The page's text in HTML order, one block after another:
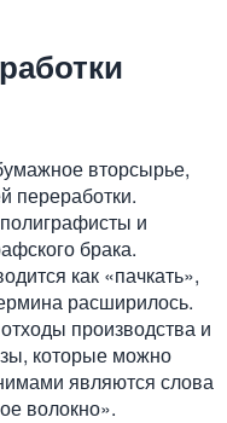
вторсырье,
переработки.
и
брака.
как «пачкать»,
расширилось.
производства и
которые можно
являются слова
волокно».